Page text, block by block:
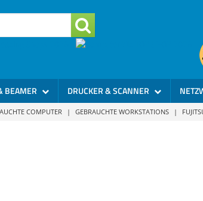
BEAMER DRUCKER & SCANNER
COMPUTER | GEBRAUCHTE WORKSTATIONS |